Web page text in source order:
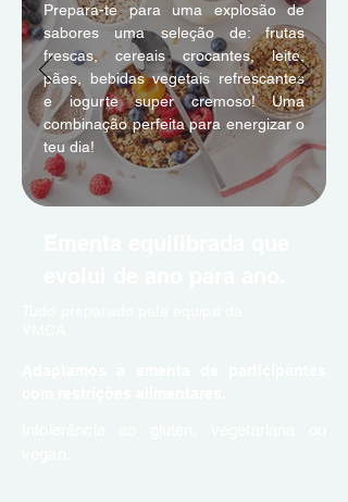
Prepara-te para uma explosão de
sabores uma seleção de: frutas
frescas, cereais crocantes, leite,
pães, bebidas vegetais refrescantes
e iogurte super cremoso! Uma
combinação perfeita para energizar o
teu dia!